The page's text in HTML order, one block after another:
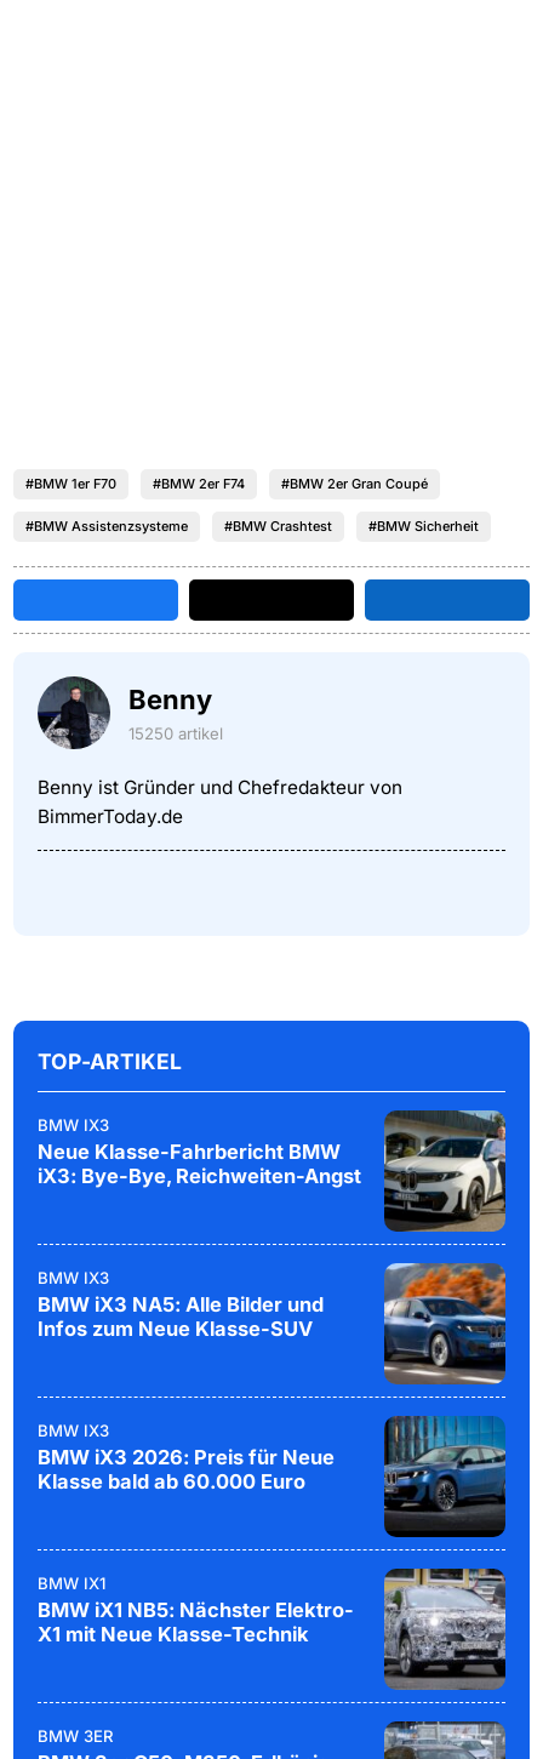
#BMW 1er F70 #BMW 2er F74 #BMW 2er Gran Coupé
#BMW Assistenzsysteme #BMW Crashtest #BMW Sicherheit
Benny
15250 artikel
Benny ist Gründer und Chefredakteur von
BimmerToday.de
TOP-ARTIKEL
BMW IX3
Neue Klasse-Fahrbericht BMW
iX3: Bye-Bye, Reichweiten-Angst
BMW IX3
BMW iX3 NA5: Alle Bilder und
Infos zum Neue Klasse-SUV
BMW IX3
BMW iX3 2026: Preis für Neue
Klasse bald ab 60.000 Euro
BMW IX1
BMW iX1 NB5: Nächster Elektro-
X1 mit Neue Klasse-Technik
BMW 3ER